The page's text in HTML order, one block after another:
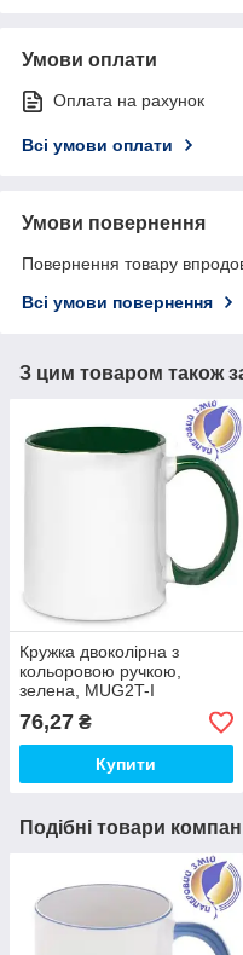
Умови оплати
Оплата на рахунок
Всі умови оплати
Умови повернення
Повернення товару
Всі умови повернення
З цим товаром також
Кружка двоколірна з
кольоровою ручкою,
зелена, MUG2T-I
76,27 ₴
Купити
Подібні товари